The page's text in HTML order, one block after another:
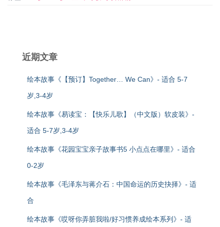
近期文章
绘本故事《【预订】Together… We Can》- 适合 5-7
岁,3-4岁
绘本故事《易读宝：【快乐儿歌】（中文版）软皮装》-
适合 5-7岁,3-4岁
绘本故事《花园宝宝亲子故事书5 小点点在哪里》- 适合
0-2岁
绘本故事《毛泽东与蒋介石：中国命运的历史抉择》- 适
合
绘本故事《哎呀你弄脏我啦/好习惯养成绘本系列》- 适